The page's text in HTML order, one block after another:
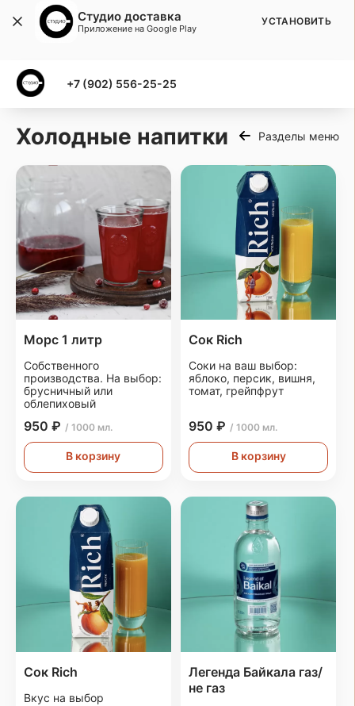
+7 (902) 556-25-25
Холодные напитки Разделы меню
Морс 1 литр
Собственного
производства. На выбор:
брусничный или
облепиховый
950 ₽ / 1000 мл.
В корзину
Сок Rich
Соки на ваш выбор:
яблоко, персик, вишня,
томат, грейпфрут
950 ₽ / 1000 мл.
В корзину
Сок Rich
Вкус на выбор
Легенда Байкала газ/
не газ
Студио доставка
Приложение на Google Play
УСТАНОВИТЬ